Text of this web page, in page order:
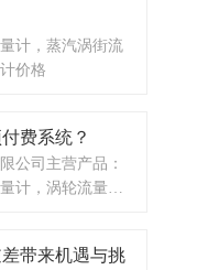
计，蒸汽涡街流
价格
费系统？
公司主营产品：
计，涡轮流量
压力仪表等，以
带来机遇与挑